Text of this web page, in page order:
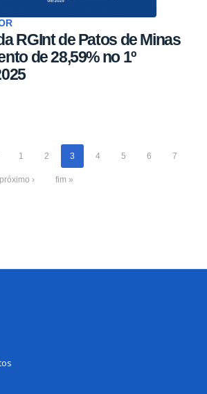
RGInt de Patos de Minas
de 28,59% no 1º
1 2 3 4 5 6 7
próximo › fim »